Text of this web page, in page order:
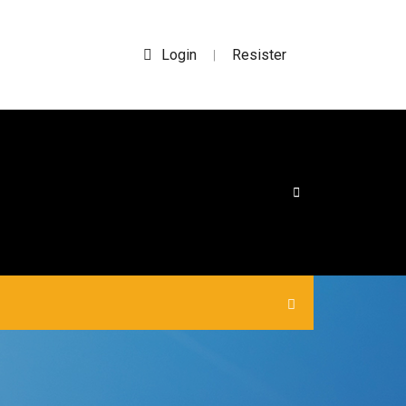
Login | Resister